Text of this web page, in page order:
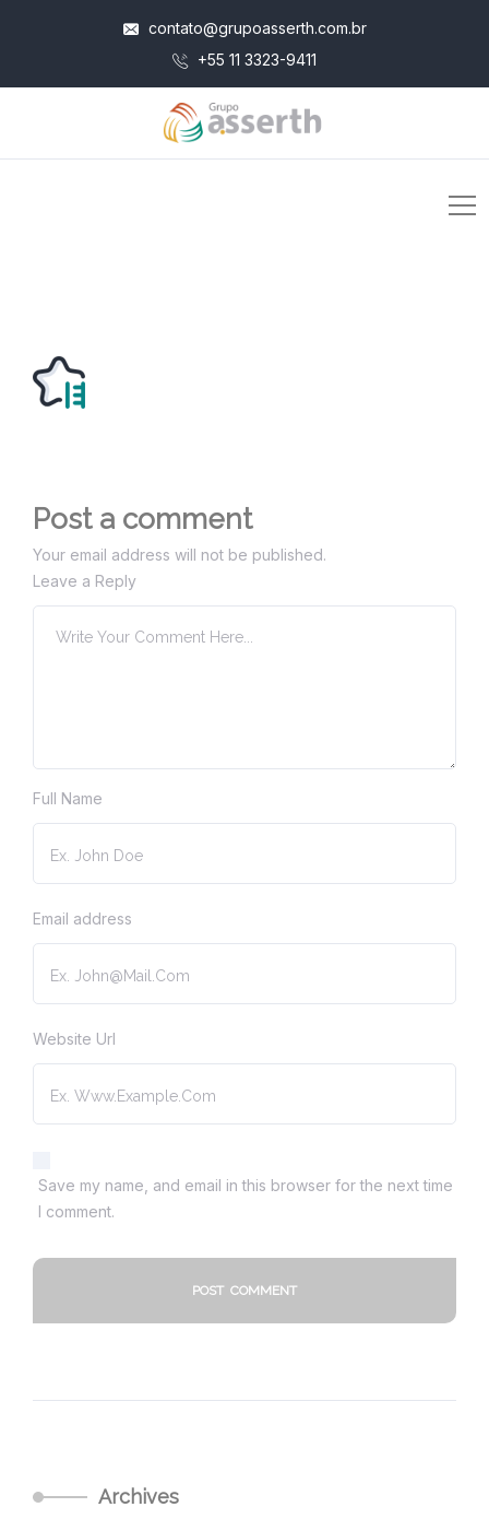
contato@grupoasserth.com.br
+55 11 3323-9411
Post a comment
Your email address will not be published.
Leave a Reply
Full Name
Email address
Website Url
Save my name, and email in this browser for the next time
I comment.
Archives